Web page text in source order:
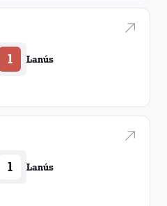
1 Lanús
1 Lanús